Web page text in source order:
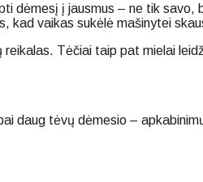
dėmesį į jausmus – ne tik
kad vaikas sukėlė mašinytei
Tėčiai taip pat mielai
daug tėvų dėmesio –